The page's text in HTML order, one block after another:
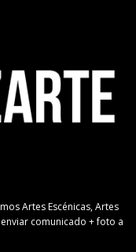
Artes Escénicas, Artes
comunicado + foto a